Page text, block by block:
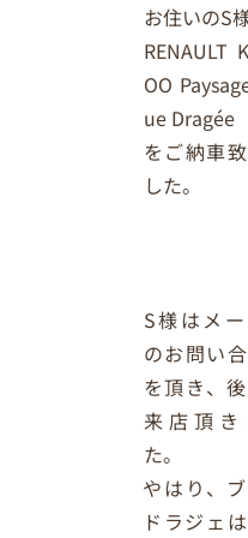
お住いのS
RENAULT
OO
ue Dragée
をご納車
した。
S様はメ
のお問い
を頂き、
来店頂き
た。
やはり、
ドラジェ